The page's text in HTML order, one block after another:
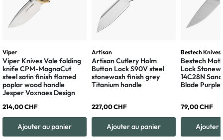
Viper
Viper Knives Vale folding
knife CPM-MagnaCut
steel satin finish flamed
poplar wood handle
Jesper Voxnaes Design
214,00 CHF
Ajouter au panier
Artisan
Artisan Cutlery Holm
Button Lock S90V steel
stonewash finish grey
Titanium handle
227,00 CHF
Ajouter au panier
Bestech Knives
Bestech
Lock
14C28N
Blade Purple
79,00 CHF
Ajouter